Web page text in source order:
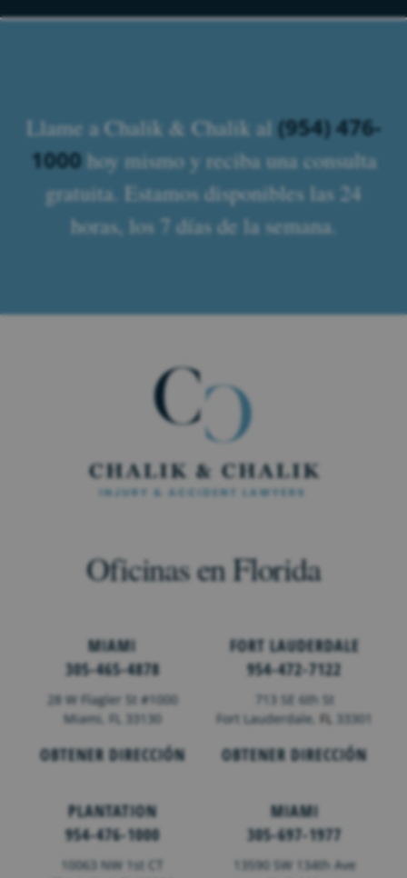
Llame a Chalik & Chalik al (954) 476-
1000hoy mismo y reciba una consulta
gratuita. Estamos disponibles las 24
horas, los 7 días de la semana.
Oficinas en Florida
MIAMI
305-465-4878
28 W Flagler St #1000
Miami, FL 33130
OBTENER DIRECCIÓN
FORT LAUDERDALE
954-472-7122
713 SE 6th St
Fort Lauderdale,FL 33301
OBTENER DIRECCIÓN
PLANTATION
954-476-1000
10063 NW 1st CT
MIAMI
305-697-1977
13590 SW 134th Ave